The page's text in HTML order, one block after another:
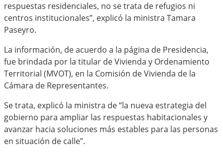
respuestas residenciales, no se trata de refugios ni
centros institucionales”, explicó la ministra Tamara
Paseyro.
La información, de acuerdo a la página de Presidencia,
fue brindada por la titular de Vivienda y Ordenamiento
Territorial (MVOT), en la Comisión de Vivienda de la
Cámara de Representantes.
Se trata, explicó la ministra de “la nueva estrategia del
gobierno para ampliar las respuestas habitacionales y
avanzar hacia soluciones más estables para las personas
en situación de calle”.